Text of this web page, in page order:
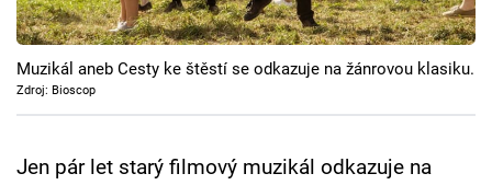
Pořady
TV Program
Muzikál aneb Cesty ke štěstí se odkazuje na žánrovou klasiku.
Zdroj: Bioscop
Jen pár let starý filmový muzikál odkazuje na